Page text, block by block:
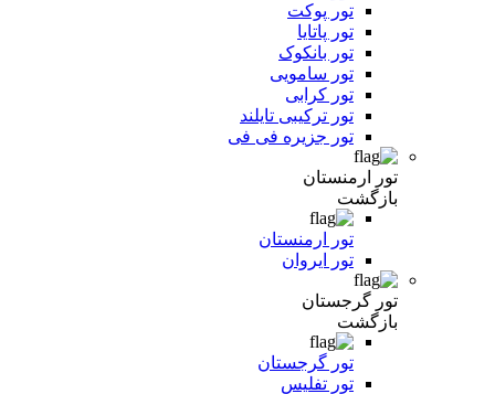
تور پوکت
تور پاتایا
تور بانکوک
تور سامویی
تور کرابی
تور ترکیبی تایلند
تور جزیره فی فی
تور ارمنستان
بازگشت
تور ارمنستان
تور ایروان
تور گرجستان
بازگشت
تور گرجستان
تور تفلیس